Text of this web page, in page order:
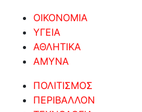
ΟΙΚΟΝΟΜΙΑ
ΥΓΕΙΑ
ΑΘΛΗΤΙΚΑ
ΑΜΥΝΑ
ΠΟΛΙΤΙΣΜΟΣ
ΠΕΡΙΒΑΛΛΟΝ